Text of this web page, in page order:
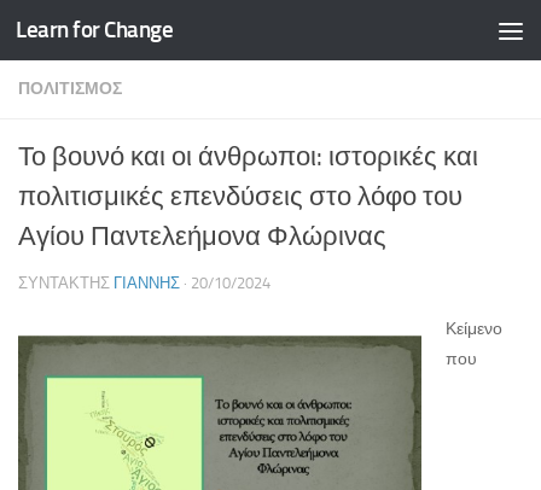
Skip to content
Learn for Change
ΠΟΛΙΤΙΣΜΌΣ
Το βουνό και οι άνθρωποι: ιστορικές και
πολιτισμικές επενδύσεις στο λόφο του
Αγίου Παντελεήμονα Φλώρινας
ΣΥΝΤΆΚΤΗΣ ΓΙΆΝΝΗΣ · 20/10/2024
Κείμενο
που